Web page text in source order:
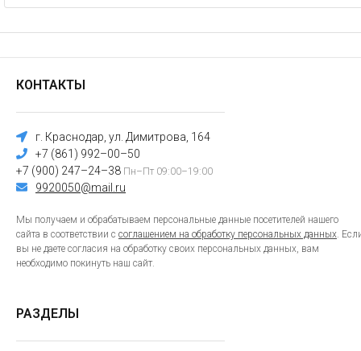
КОНТАКТЫ
г. Краснодар, ул. Димитрова, 164
+7 (861) 992–00–50
+7 (900) 247–24–38 Пн–Пт 09:00–19:00
9920050@mail.ru
Мы получаем и обрабатываем персональные данные посетителей нашего
сайта в соответствии с соглашением на обработку персональных данных.
вы не даете согласия на обработку своих персональных данных, вам
необходимо покинуть наш сайт.
РАЗДЕЛЫ